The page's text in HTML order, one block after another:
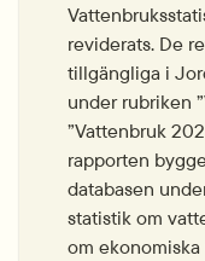
reviderats. De
tillgängliga i
under rubriken
”Vattenbruk
rapporten
databasen
statistik om
om